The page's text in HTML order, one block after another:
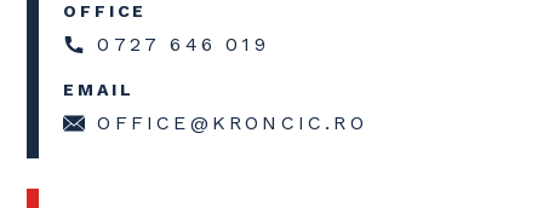
OFFICE
0727 646 019
EMAIL
OFFICE@KRONCIC.RO